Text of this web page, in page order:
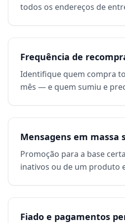
todos os endereços de
Frequência de
Identifique quem compra
mês — e quem sumiu e
Mensagens em massa
Promoção para a base
inativos ou de um produto
Fiado e pagamentos